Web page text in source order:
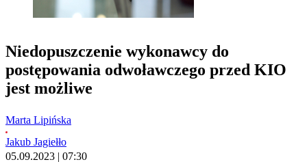
Niedopuszczenie wykonawcy do
postępowania odwoławczego przed KIO
jest możliwe
Marta Lipińska
Jakub Jagiełło
05.09.2023 | 07:30